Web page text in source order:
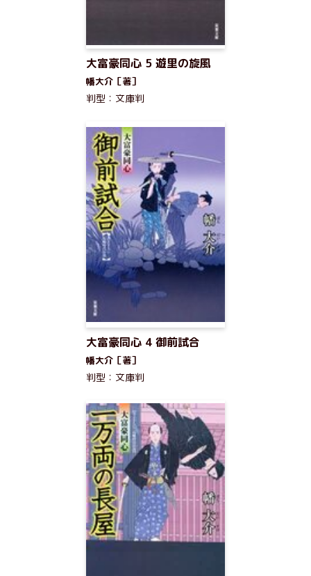
大富豪同心 5 遊里の旋風
幡大介［著］
判型：文庫判
大富豪同心 4 御前試合
幡大介［著］
判型：文庫判